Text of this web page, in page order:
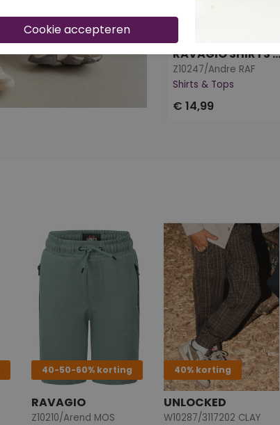
40-50-60% korting
RAVAGIO SHIRTS & TOPS
Z10247/Andre RAF
Shirts & Tops
€ 14,99
40-50-60% korting
RAVAGIO
Z10210/Arend MOS
40% korting
UNLOCKED
W10287/3117202 CLAY